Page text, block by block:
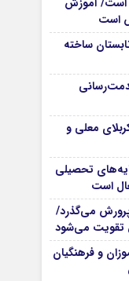
است
ساخته
معلی و
تحصیلی
است
می‌گذرد/
تقویت می‌شود
و فرهنگیان